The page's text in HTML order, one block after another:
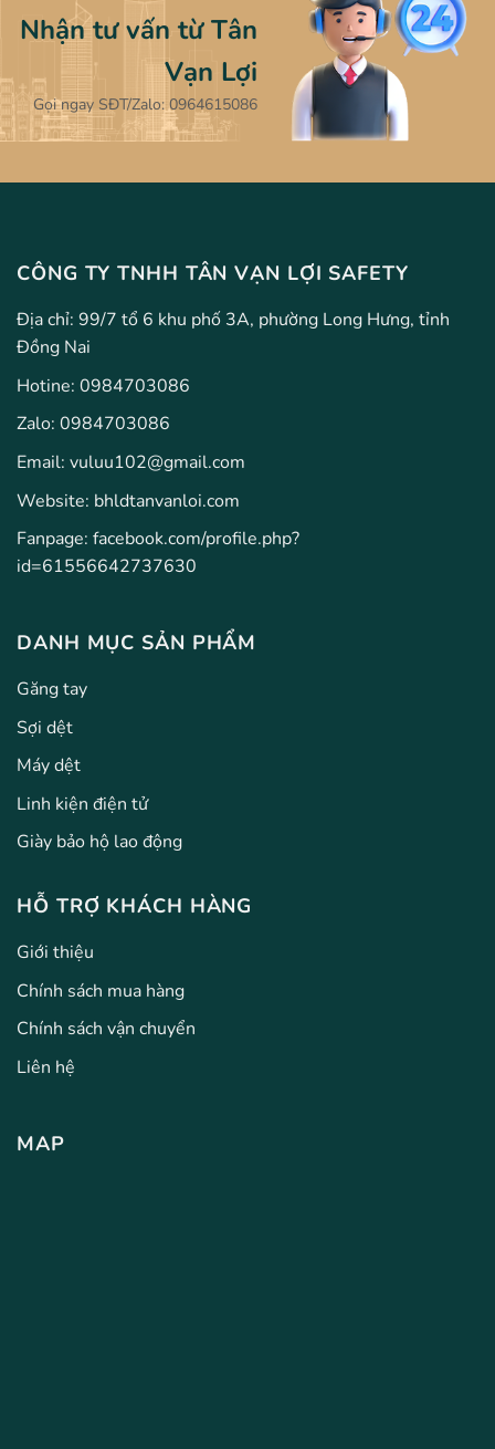
Nhận tư vấn từ Tân
Vạn Lợi
Gọi ngay SĐT/Zalo: 0964615086
CÔNG TY TNHH TÂN VẠN LỢI SAFETY
Địa chỉ: 99/7 tổ 6 khu phố 3A, phường Long Hưng, tỉnh
Đồng Nai
Hotine: 0984703086
Zalo: 0984703086
Email: vuluu102@gmail.com
Website: bhldtanvanloi.com
Fanpage: facebook.com/profile.php?
id=61556642737630
DANH MỤC SẢN PHẨM
Găng tay
Sợi dệt
Máy dệt
Linh kiện điện tử
Giày bảo hộ lao động
HỖ TRỢ KHÁCH HÀNG
Giới thiệu
Chính sách mua hàng
Chính sách vận chuyển
Liên hệ
MAP